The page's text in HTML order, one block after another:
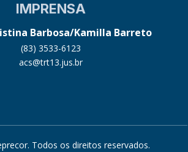
IMPRENSA
Barbosa/Kamilla Barreto
(83) 3533-6123
acs@trt13.jus.br
Todos os direitos reservados.